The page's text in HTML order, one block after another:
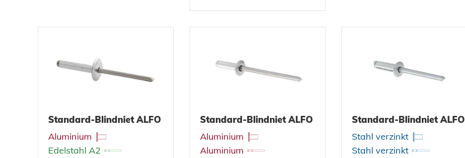
Standard-Blindniet ALFO
Aluminium
Edelstahl A2
Standard-Blindniet ALFO
Aluminium
Aluminium
Standard-Blindniet ALFO
Stahl verzinkt
Stahl verzinkt